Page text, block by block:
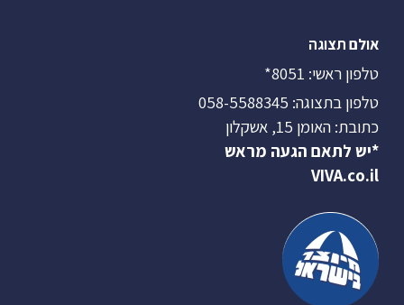
אולם תצוגה
טלפון ראשי: 8051*
טלפון בתצוגה: 058-5588345
כתובת: האומן 15, אשקלון
*יש לתאם הגעה מראש
VIVA.co.il